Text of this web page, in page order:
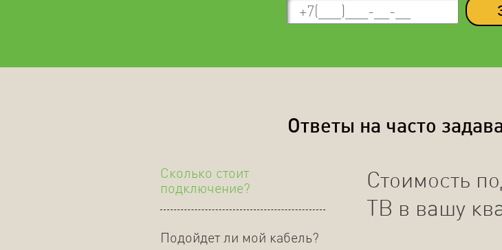
Ответы на часто
Сколько стоит
подключение?
Подойдет ли мой кабель?
Стоимость
ТВ в вашу